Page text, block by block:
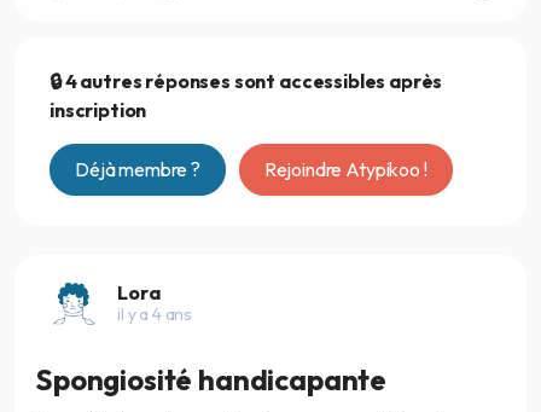
🔒 4 autres réponses sont accessibles après
inscription
Déjà membre ? Rejoindre Atypikoo !
Lora
il y a 4 ans
Spongiosité handicapante